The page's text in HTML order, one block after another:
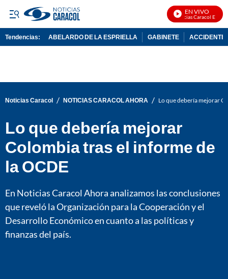
EN VIVO
Noticias Caracol En Vivo
Tendencias: ABELARDO DE LA ESPRIELLA GABINETE ACCIDENTE
Noticias Caracol / NOTICIAS CARACOL AHORA / Lo que debería mejorar
Lo que debería mejorar
Colombia tras el informe de
la OCDE
En Noticias Caracol Ahora analizamos las conclusiones
que reveló la Organización para la Cooperación y el
Desarrollo Económico en cuanto a las políticas y
finanzas del país.